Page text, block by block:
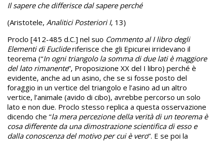
Il sapere che differisce dal sapere perché
(Aristotele, Analitici Posteriori I, 13)
Proclo [412-485 d.C.] nel suo Commento al I libro degli
Elementi di Euclideriferisce che gli Epicurei irridevano il
teorema (“In ogni triangolo la somma di due lati è maggiore
del lato rimanente”, Proposizione XX del I libro) perché è
evidente, anche ad un asino, che se si fosse posto del
foraggio in un vertice del triangolo e l’asino ad un altro
vertice, l’animale (avido di cibo), avrebbe percorso un solo
lato e non due. Proclo stesso replica a questa osservazione
dicendo che “la mera percezione della verità di un teorema è
cosa differente da una dimostrazione scientifica di esso e
dalla conoscenza del motivo per cui è vero”. E se poi la